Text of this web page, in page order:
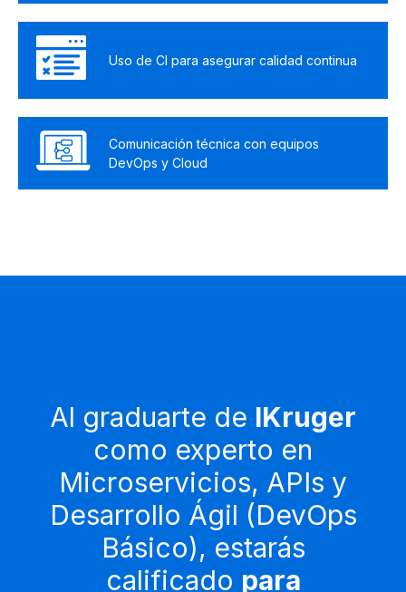
Uso de CI para asegurar calidad continua
Comunicación técnica con equipos
DevOps y Cloud
Al graduarte de IKruger
como experto en
Microservicios, APIs y
Desarrollo Ágil (DevOps
Básico), estarás
calificado para